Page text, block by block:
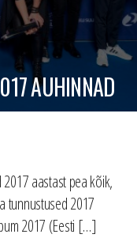
AUHINNAD
aastast pea kõik,
tunnustused 2017
2017 (Eesti […]